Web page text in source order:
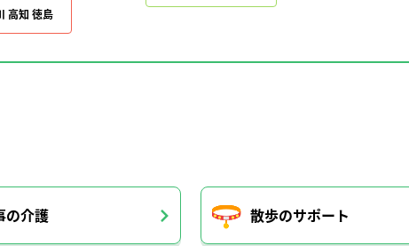
高知 徳島
の介護 散歩のサポート